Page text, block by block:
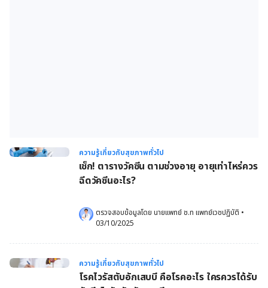
ความรู้เกี่ยวกับสุขภาพทั่วไป
เช็ก! ตารางวัคซีน ตามช่วงอายุ อายุเท่าไหร่ควร
ฉีดวัคซีนอะไร?
ตรวจสอบข้อมูลโดย นายแพทย์ ช.ท แพทย์เวชปฏิบัติ •
03/10/2025
ความรู้เกี่ยวกับสุขภาพทั่วไป
โรคไวรัสตับอักเสบบี คือโรคอะไร ใครควรได้รับ